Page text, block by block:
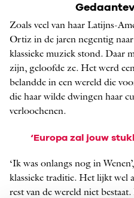
Zoals veel van haar Latijns-
Ortiz in de jaren negentig
klassieke muziek stond. Daar
zijn, geloofde ze. Het werd
belandde in een wereld die
die haar wilde dwingen haar
verloochenen.
‘Europa zal jouw
‘Ik was onlangs nog in
klassieke traditie. Het lijkt wel
rest van de wereld niet